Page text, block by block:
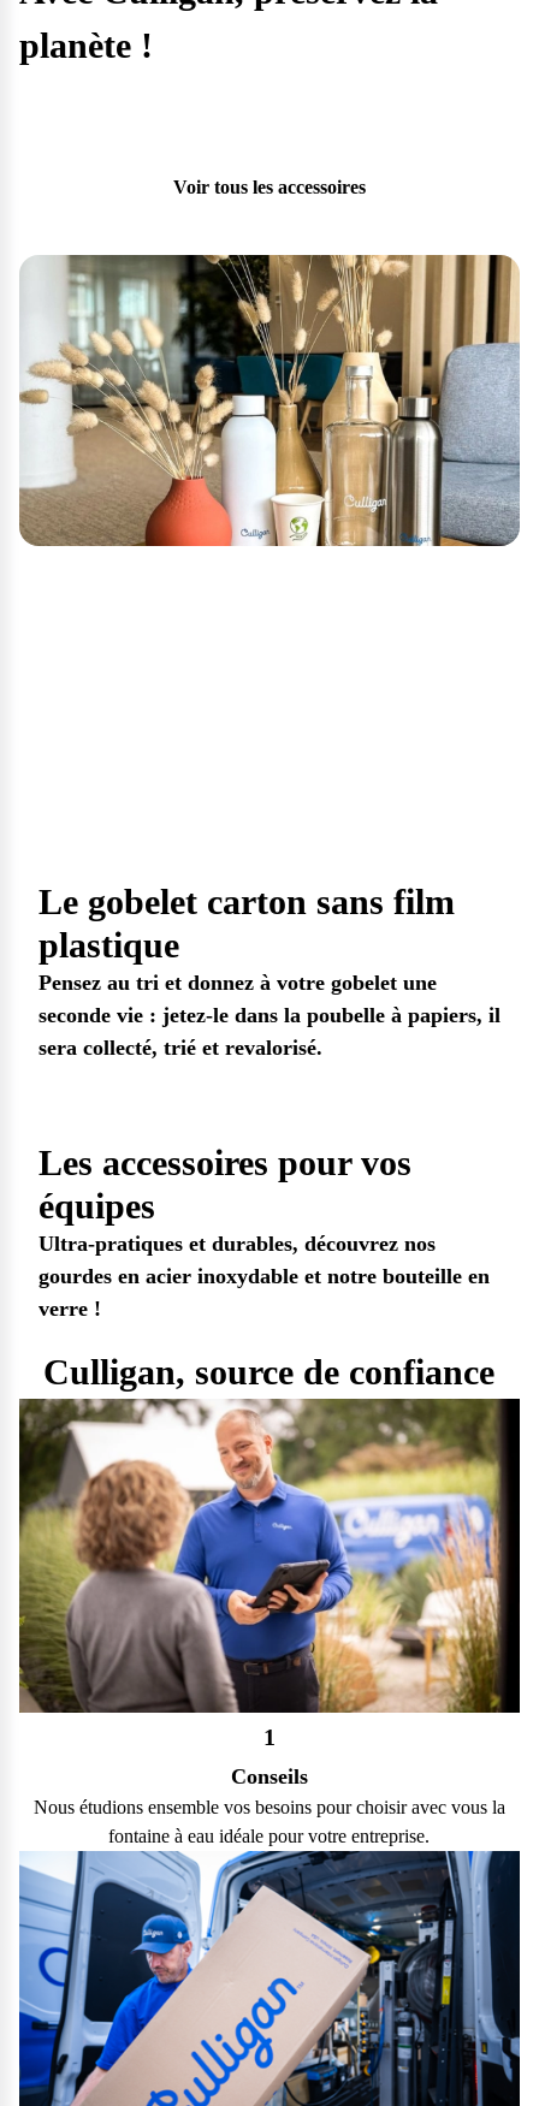
planète !
Voir tous les accessoires
Le gobelet carton sans film
plastique
Pensez au tri et donnez à votre gobelet une
seconde vie : jetez-le dans la poubelle à papiers, il
sera collecté, trié et revalorisé.
Les accessoires pour vos
équipes
Ultra-pratiques et durables, découvrez nos
gourdes en acier inoxydable et notre bouteille en
verre !
Culligan, source de confiance
1
Conseils
Nous étudions ensemble vos besoins pour choisir avec vous la
fontaine à eau idéale pour votre entreprise.